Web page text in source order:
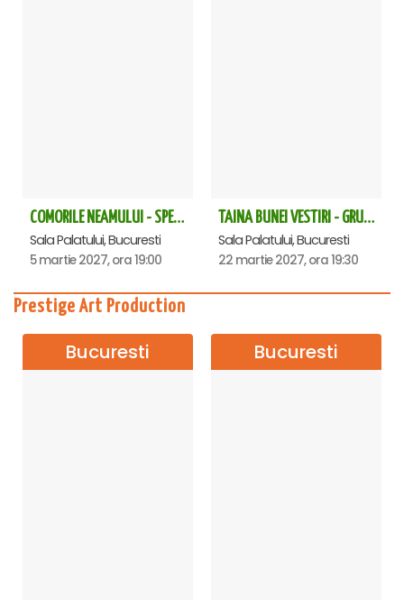
COMORILE NEAMULUI - SPECTACOL EXTRAORDINAR - Sala Palatului
Sala Palatului, Bucuresti
5 martie 2027, ora 19:00
TAINA BUNEI VESTIRI - GRUPUL PSALTIC TRONOS la Sala Palatului
Sala Palatului, Bucuresti
22 martie 2027, ora 19:30
Prestige Art Production
Bucuresti Bucuresti